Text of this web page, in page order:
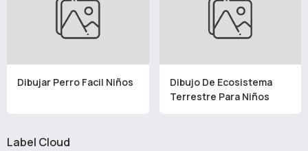
Dibujar Perro Facil Niños
Dibujo De Ecosistema
Terrestre Para Niños
Label Cloud